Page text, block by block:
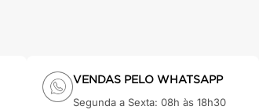
VENDAS PELO WHATSAPP
Segunda a Sexta: 08h às 18h30